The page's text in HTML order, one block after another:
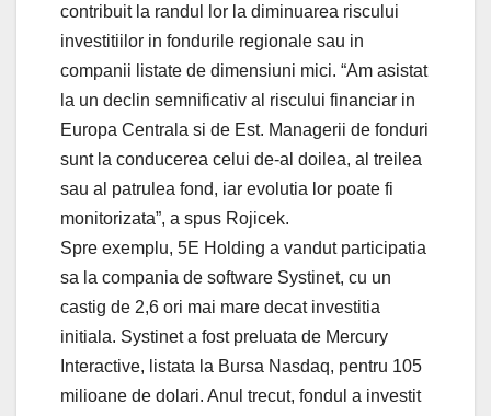
contribuit la randul lor la diminuarea riscului
investitiilor in fondurile regionale sau in
companii listate de dimensiuni mici. “Am asistat
la un declin semnificativ al riscului financiar in
Europa Centrala si de Est. Managerii de fonduri
sunt la conducerea celui de-al doilea, al treilea
sau al patrulea fond, iar evolutia lor poate fi
monitorizata”, a spus Rojicek.
Spre exemplu, 5E Holding a vandut participatia
sa la compania de software Systinet, cu un
castig de 2,6 ori mai mare decat investitia
initiala. Systinet a fost preluata de Mercury
Interactive, listata la Bursa Nasdaq, pentru 105
milioane de dolari. Anul trecut, fondul a investit